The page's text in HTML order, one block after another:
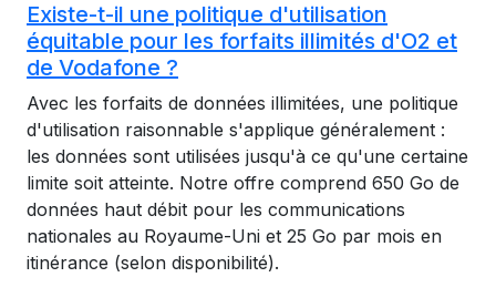
Existe-t-il une politique d'utilisation
équitable pour les forfaits illimités d'O2 et
de Vodafone ?
Avec les forfaits de données illimitées, une politique
d'utilisation raisonnable s'applique généralement :
les données sont utilisées jusqu'à ce qu'une certaine
limite soit atteinte. Notre offre comprend 650 Go de
données haut débit pour les communications
nationales au Royaume-Uni et 25 Go par mois en
itinérance (selon disponibilité).